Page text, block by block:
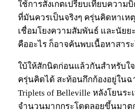
ใช้การสังเกตเปรียบเทียบความ
ที่มันควรเป็นจริงๆ ครุ่นคิดหาเห
เชื่อมโยงความสัมพันธ์ และนัย
คืออะไร ก็อาจค้นพบเนื้อหาสาร
ใบ้ให้สักนิดก่อนแล้วกันสำหรับใ
ครุ่นคิดได้ สะท้อนกึกก้องอยู่ในฉ
Triplets of Belleville หลังโยนร
จำนวนมากกระโดดลอยขึ้นมาต